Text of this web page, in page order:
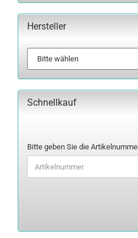
Hersteller
Schnellkauf
BITTE
GEBEN
SIE
DIE
EIN.
Bitte geben Sie die